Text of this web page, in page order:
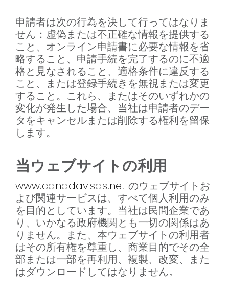
申請者は次の行為を決して行ってはなりま
せん：虚偽または不正確な情報を提供する
こと、オンライン申請書に必要な情報を省
略すること、申請手続を完了するのに不適
格と見なされること、適格条件に違反する
こと、または登録手続きを無視または変更
すること。これら、またはそのいずれかの
変化が発生した場合、当社は申請者のデー
タをキャンセルまたは削除する権利を留保
します。
当ウェブサイトの利用
www.canadavisas.net のウェブサイトお
よび関連サービスは、すべて個人利用のみ
を目的としています。当社は民間企業であ
り、いかなる政府機関とも一切の関係はあ
りません。また、本ウェブサイトの利用者
はその所有権を尊重し、商業目的でその全
部または一部を再利用、複製、改変、また
はダウンロードしてはなりません。